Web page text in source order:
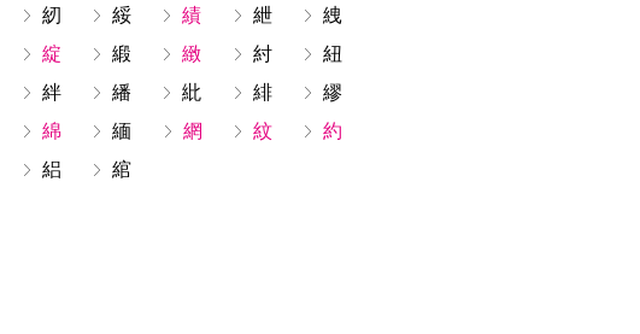
紉 綏 績 紲
絏
綻 緞 緻 紂
紐
絆 繙 紕 緋
繆
綿 緬 網 紋
約
絽 綰